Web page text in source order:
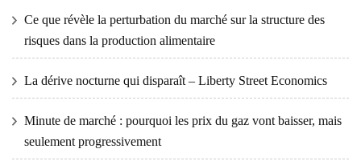
Ce que révèle la perturbation du marché sur la structure des
risques dans la production alimentaire
La dérive nocturne qui disparaît – Liberty Street Economics
Minute de marché : pourquoi les prix du gaz vont baisser, mais
seulement progressivement